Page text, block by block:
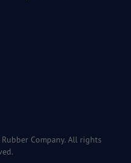
Company. All rights